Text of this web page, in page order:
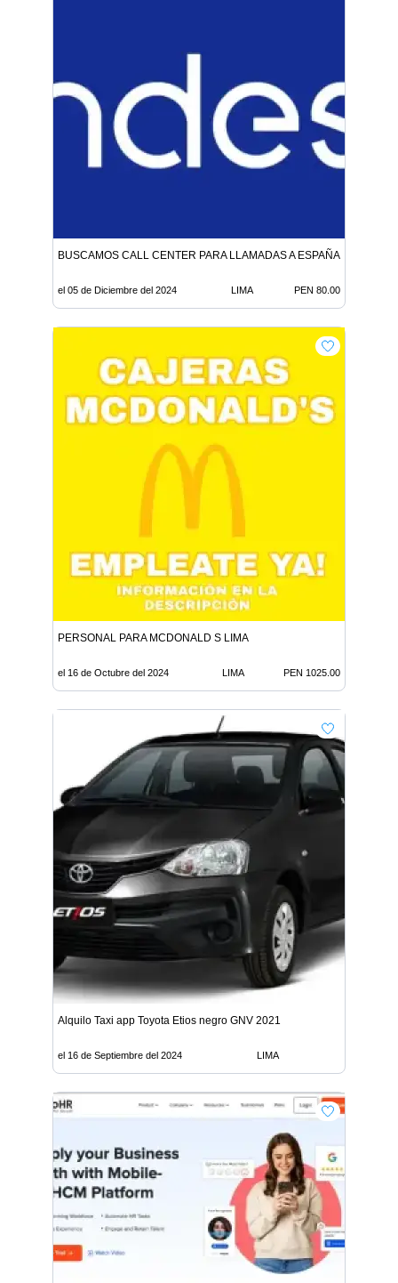
BUSCAMOS CALL CENTER PARA LLAMADAS A ESPAÑA CAMPAÑA
el 05 de Diciembre del 2024 LIMA PEN 80.00
PERSONAL PARA MCDONALD S LIMA
el 16 de Octubre del 2024 LIMA PEN 1025.00
Alquilo Taxi app Toyota Etios negro GNV 2021
el 16 de Septiembre del 2024 LIMA